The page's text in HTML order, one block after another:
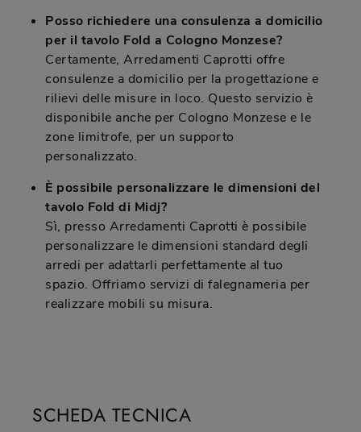
Posso richiedere una consulenza a domicilio
per il tavolo Fold a Cologno Monzese?
Certamente, Arredamenti Caprotti offre
consulenze a domicilio per la progettazione e
rilievi delle misure in loco. Questo servizio è
disponibile anche per Cologno Monzese e le
zone limitrofe, per un supporto
personalizzato.
È possibile personalizzare le dimensioni del
tavolo Fold di Midj?
Sì, presso Arredamenti Caprotti è possibile
personalizzare le dimensioni standard degli
arredi per adattarli perfettamente al tuo
spazio. Offriamo servizi di falegnameria per
realizzare mobili su misura.
SCHEDA TECNICA